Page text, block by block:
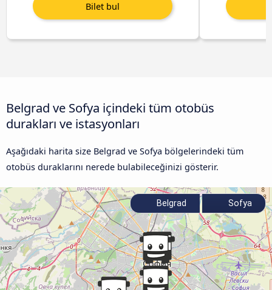
Belgrad ve Sofya içindeki tüm otobüs
durakları ve istasyonları
Aşağıdaki harita size Belgrad ve Sofya bölgelerindeki tüm
otobüs duraklarını nerede bulabileceğinizi gösterir.
Belgrad Sofya